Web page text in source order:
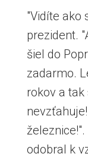
"Vidíte ako
prezident.
šiel do
zadarmo.
rokov a
odobral k